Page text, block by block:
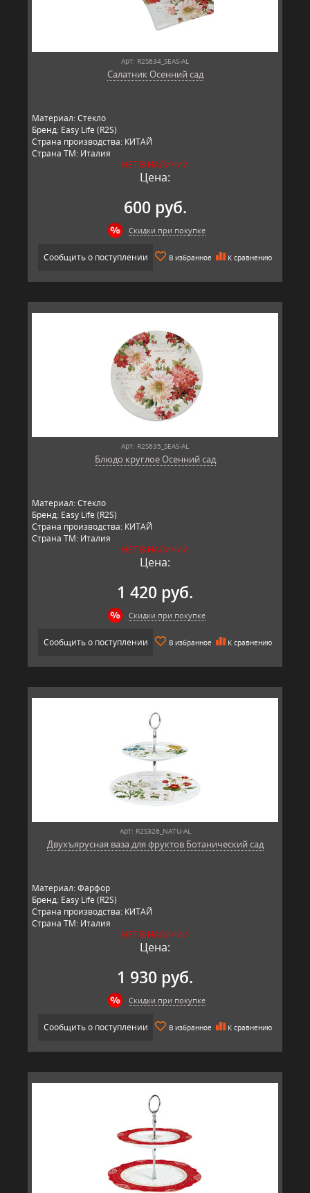
Арт: R2S634_SEAS-AL
Салатник Осенний сад
Материал: Стекло
Бренд: Easy Life (R2S)
Страна производства: КИТАЙ
Страна ТМ: Италия
НЕТ В НАЛИЧИИ
Цена:
600 руб.
Скидки при покупке
Сообщить о поступлении В избранное К сравнению
Арт: R2S635_SEAS-AL
Блюдо круглое Осенний сад
Материал: Стекло
Бренд: Easy Life (R2S)
Страна производства: КИТАЙ
Страна ТМ: Италия
НЕТ В НАЛИЧИИ
Цена:
1 420 руб.
Скидки при покупке
Сообщить о поступлении В избранное К сравнению
Арт: R2S326_NATU-AL
Двухъярусная ваза для фруктов Ботанический сад
Материал: Фарфор
Бренд: Easy Life (R2S)
Страна производства: КИТАЙ
Страна ТМ: Италия
НЕТ В НАЛИЧИИ
Цена:
1 930 руб.
Скидки при покупке
Сообщить о поступлении В избранное К сравнению